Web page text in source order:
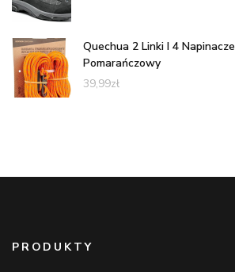
Quechua 2 Linki I 4
Pomarańczowy
39,99zł
PRODUKTY